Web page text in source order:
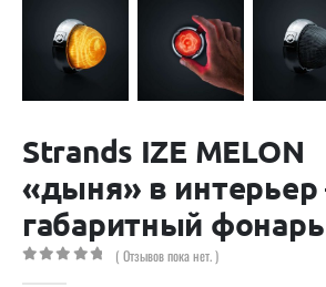
Strands IZE MELON
«дыня» в
габаритный фонарь
( Отзывов пока нет. )